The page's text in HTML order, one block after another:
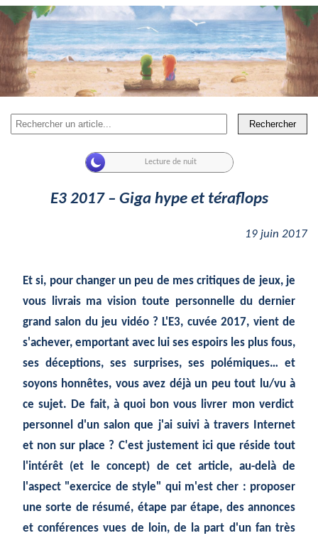
Rechercher
E3 2017 – Giga hype et téraflops
19 juin 2017
Et si, pour changer un peu de mes critiques de jeux, je
vous livrais ma vision toute personnelle du dernier
grand salon du jeu vidéo? L'E3, cuvée 2017, vient de
s'achever, emportant avec lui ses espoirs les plus fous,
ses déceptions, ses surprises, ses pol émiques… et
soyons honnêtes, vous avez déjàun peu tout lu/vuà
ce sujet. De fait, àquoi bon vous livrer mon verdict
personnel d'un salon que j'ai suivi àtravers Internet
et non sur place ? C'est justement ici que réside tout
l'intérêt (et le concept) de cet article, au-delà de
l'aspect "exercice de style" qui m'est cher : proposer
une sorte de résumé, étape parétape, des annonces
et conférences vues de loin, de la part d'un fan très